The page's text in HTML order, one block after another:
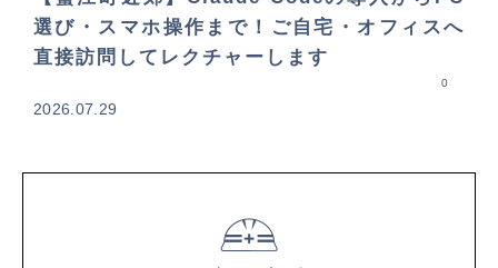
選び・スマホ操作まで！ご自宅・オフィスへ
直接訪問してレクチャーします
2026.07.29
0